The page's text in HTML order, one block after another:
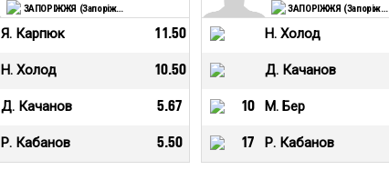
ЗАПОРІЖЖЯ (Запоріжжя)
Я. Карпюк 11.50
Н. Холод 10.50
Д. Качанов 5.67
Р. Кабанов 5.50
ЗАПОРІЖЖЯ (Запоріжжя)
Н. Холод
Д. Качанов
10 М. Бер
17 Р. Кабанов